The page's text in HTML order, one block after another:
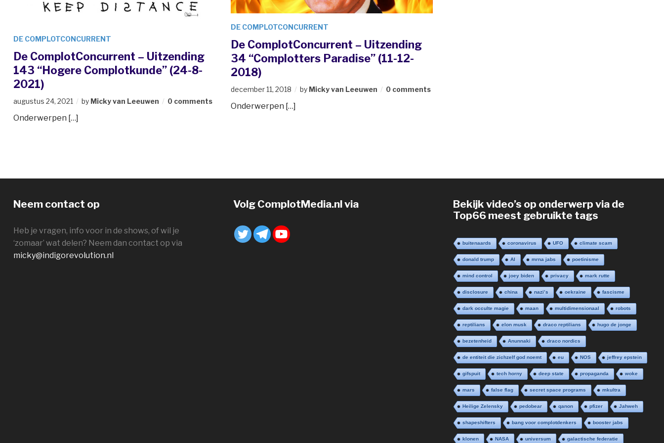
DE COMPLOTCONCURRENT
De ComplotConcurrent – Uitzending
143 “Hogere Complotkunde” (24-8-
2021)
augustus 24, 2021 by Micky van Leeuwen 0 comments
Onderwerpen […]
DE COMPLOTCONCURRENT
De ComplotConcurrent – Uitzending
34 “Complotters Paradise” (11-12-
2018)
december 11, 2018 by Micky van Leeuwen 0 comments
Onderwerpen […]
Neem contact op
Heb je vragen, info voor in de shows, of wil je
‘zomaar’ wat delen? Neem dan contact op via
micky@indigorevolution.nl
Volg ComplotMedia.nl via
Bekijk video’s op onderwerp via de
Top66 meest gebruikte tags
buitenaards coronavirus UFO climate scam
donald trump AI mrna jabs poetinisme
mind control joey biden privacy mark rutte
disclosure china nazi’s oekraine fascisme
dark occulte magie maan multidimensionaal robots
reptilians elon musk draco reptilians hugo de jonge
bezetenheid Anunnaki draco nordics
de entiteit die zichzelf god noemt eu NOS jeffrey epstein
gifspuit tech horny deep state propaganda woke
mars false flag secret space programs mkultra
Heilige Zelensky pedobear qanon pfizer Jahweh
shapeshifters bang voor complotdenkers booster jabs
klonen NASA universum galactische federatie